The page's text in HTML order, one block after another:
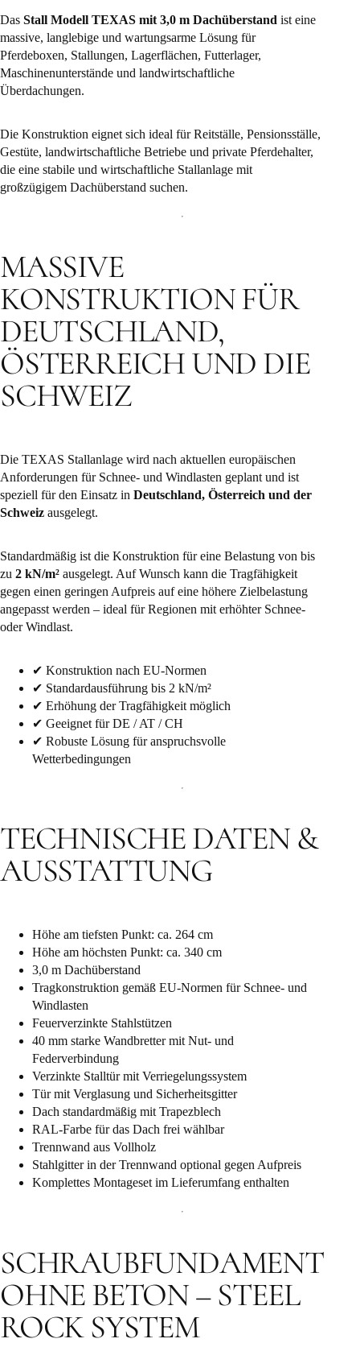
Das Stall Modell TEXAS mit 3,0 m Dachüberstand ist eine
massive, langlebige und wartungsarme Lösung für
Pferdeboxen, Stallungen, Lagerflächen, Futterlager,
Maschinenunterstände und landwirtschaftliche
Überdachungen.
Die Konstruktion eignet sich ideal für Reitställe, Pensionsställe,
Gestüte, landwirtschaftliche Betriebe und private Pferdehalter,
die eine stabile und wirtschaftliche Stallanlage mit
großzügigem Dachüberstand suchen.
MASSIVE
KONSTRUKTION FÜR
DEUTSCHLAND,
ÖSTERREICH UND DIE
SCHWEIZ
Die TEXAS Stallanlage wird nach aktuellen europäischen
Anforderungen für Schnee- und Windlasten geplant und ist
speziell für den Einsatz in Deutschland, Österreich und der
Schweiz ausgelegt.
Standardmäßig ist die Konstruktion für eine Belastung von bis
zu 2 kN/m² ausgelegt. Auf Wunsch kann die Tragfähigkeit
gegen einen geringen Aufpreis auf eine höhere Zielbelastung
angepasst werden – ideal für Regionen mit erhöhter Schnee-
oder Windlast.
✔ Konstruktion nach EU-Normen
✔ Standardausführung bis 2 kN/m²
✔ Erhöhung der Tragfähigkeit möglich
✔ Geeignet für DE / AT / CH
✔ Robuste Lösung für anspruchsvolle
Wetterbedingungen
TECHNISCHE DATEN &
AUSSTATTUNG
Höhe am tiefsten Punkt: ca. 264 cm
Höhe am höchsten Punkt: ca. 340 cm
3,0 m Dachüberstand
Tragkonstruktion gemäß EU-Normen für Schnee- und
Windlasten
Feuerverzinkte Stahlstützen
40 mm starke Wandbretter mit Nut- und
Federverbindung
Verzinkte Stalltür mit Verriegelungssystem
Tür mit Verglasung und Sicherheitsgitter
Dach standardmäßig mit Trapezblech
RAL-Farbe für das Dach frei wählbar
Trennwand aus Vollholz
Stahlgitter in der Trennwand optional gegen Aufpreis
Komplettes Montageset im Lieferumfang enthalten
SCHRAUBFUNDAMENT
OHNE BETON – STEEL
ROCK SYSTEM